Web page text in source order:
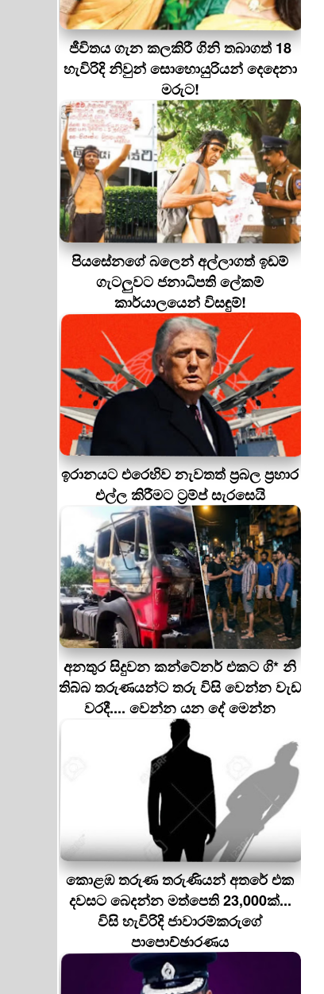
ජීවිතය ගැන කලකිරී ගිනි තබාගත් 18
හැවිරිදි නිවුන් සොහොයුරියන් දෙදෙනා
මරුට!
පියසේනගේ බලෙන් අල්ලාගත් ඉඩම්
ගැටලුවට ජනාධිපති ලේකම්
කාර්යාලයෙන් විසඳුම්!
ඉරානයට එරෙහිව නැවතත් ප්‍රබල ප්‍රහාර
එල්ල කිරීමට ට්‍රම්ප් සැරසෙයි
අනතුර සිදුවන කන්ටේනර් එකට ගි* නි
තිබ්බ තරුණයන්ට තරු විසි වෙන්න වැඩ
වරදී.... වෙන්න යන දේ මෙන්න
කොළඹ තරුණ තරුණියන් අතරේ එක
දවසට බෙදන්න මත්පෙති 23,000ක්...
විසි හැවිරිදි ජාවාරම්කරුගේ
පාපොච්ඡාරණය